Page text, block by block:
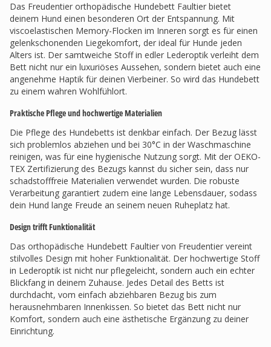
Das Freudentier orthopädische Hundebett Faultier bietet
deinem Hund einen besonderen Ort der Entspannung. Mit
viscoelastischen Memory-Flocken im Inneren sorgt es für einen
gelenkschonenden Liegekomfort, der ideal für Hunde jeden
Alters ist. Der samtweiche Stoff in edler Lederoptik verleiht dem
Bett nicht nur ein luxuriöses Aussehen, sondern bietet auch eine
angenehme Haptik für deinen Vierbeiner. So wird das Hundebett
zu einem wahren Wohlfühlort.
Praktische Pflege und hochwertige Materialien
Die Pflege des Hundebetts ist denkbar einfach. Der Bezug lässt
sich problemlos abziehen und bei 30°C in der Waschmaschine
reinigen, was für eine hygienische Nutzung sorgt. Mit der OEKO-
TEX Zertifizierung des Bezugs kannst du sicher sein, dass nur
schadstofffreie Materialien verwendet wurden. Die robuste
Verarbeitung garantiert zudem eine lange Lebensdauer, sodass
dein Hund lange Freude an seinem neuen Ruheplatz hat.
Design trifft Funktionalität
Das orthopädische Hundebett Faultier von Freudentier vereint
stilvolles Design mit hoher Funktionalität. Der hochwertige Stoff
in Lederoptik ist nicht nur pflegeleicht, sondern auch ein echter
Blickfang in deinem Zuhause. Jedes Detail des Betts ist
durchdacht, vom einfach abziehbaren Bezug bis zum
herausnehmbaren Innenkissen. So bietet das Bett nicht nur
Komfort, sondern auch eine ästhetische Ergänzung zu deiner
Einrichtung.